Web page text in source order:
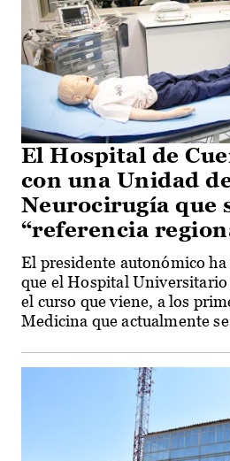
El Hospital de
con una Unidad
Neurocirugía que
“referencia
El presidente autonómico
que el Hospital Universitario
el curso que viene, a los
Medicina que actualmente